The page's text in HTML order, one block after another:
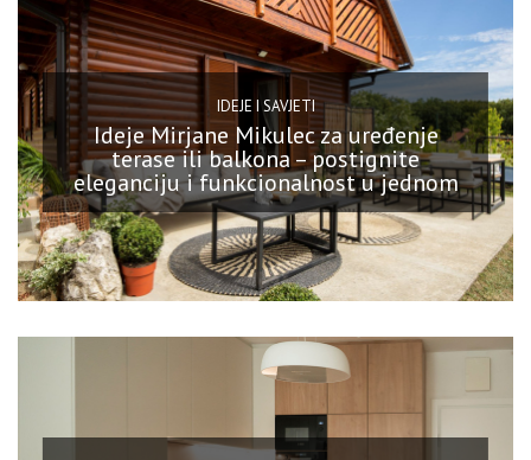
IDEJE I SAVJETI
Ideje Mirjane Mikulec za uređenje
terase ili balkona – postignite
eleganciju i funkcionalnost u jednom